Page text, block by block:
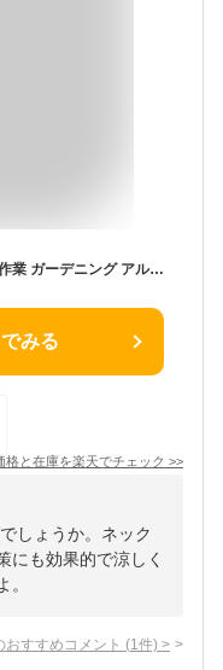
[全品20%OFFクーポン★4h限定] 帽子 農作業 ガーデニング アルミ 遮熱帽子 日よけ UVカット対策 UV対策 通気性 メッシュ ひも付き レディース メンズ [FREEサイズ] [314M001Z83] 農作業用 つば広 ハット 帽子 暑さ対策 熱中症対策
みる
格と在庫を楽天でチェック >>
しょうか。ネック
にも効果的で涼しく
おすすめコメント (1 件) >